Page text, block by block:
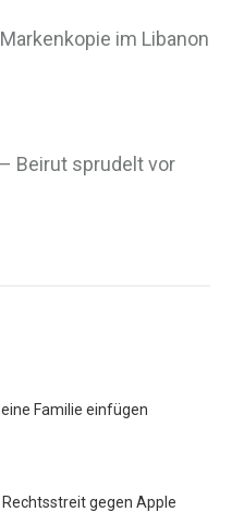
im Libanon
– Beirut sprudelt vor
Familie einfügen
Rechtsstreit gegen Apple